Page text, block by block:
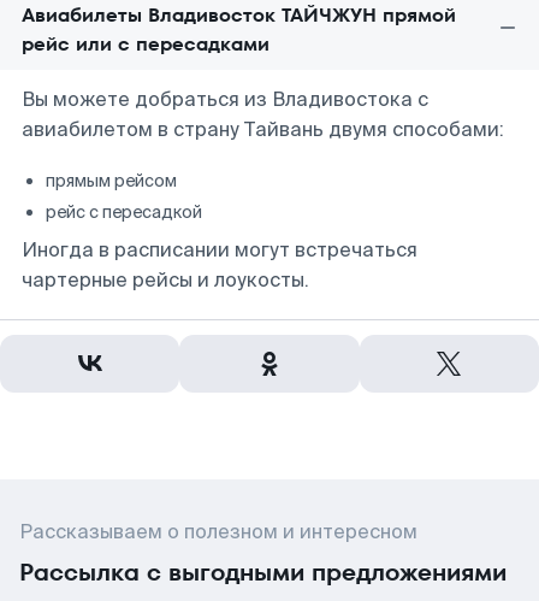
Авиабилеты Владивосток ТАЙЧЖУН прямой
рейс или с пересадками
Вы можете добраться из Владивостока с
авиабилетом в страну Тайвань двумя способами:
прямым рейсом
рейс с пересадкой
Иногда в расписании могут встречаться
чартерные рейсы и лоукосты.
Рассказываем о полезном и интересном
Рассылка с выгодными предложениями